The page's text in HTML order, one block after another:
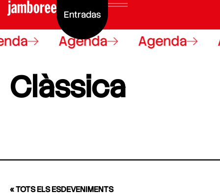
Entradas
Agenda Agenda
Clàssica
« TOTS ELS ESDEVENIMENTS